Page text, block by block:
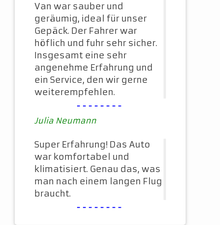
Van war sauber und
geräumig, ideal für unser
Gepäck. Der Fahrer war
höflich und fuhr sehr sicher.
Insgesamt eine sehr
angenehme Erfahrung und
ein Service, den wir gerne
weiterempfehlen.
--------
Julia Neumann
Super Erfahrung! Das Auto
war komfortabel und
klimatisiert. Genau das, was
man nach einem langen Flug
braucht.
--------